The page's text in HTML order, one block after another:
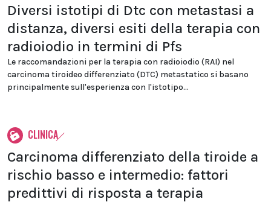
Diversi istotipi di Dtc con metastasi a
distanza, diversi esiti della terapia con
radioiodio in termini di Pfs
Le raccomandazioni per la terapia con radioiodio (RAI) nel
carcinoma tiroideo differenziato (DTC) metastatico si basano
principalmente sull'esperienza con l'istotipo...
CLINICA
Carcinoma differenziato della tiroide a
rischio basso e intermedio: fattori
predittivi di risposta a terapia